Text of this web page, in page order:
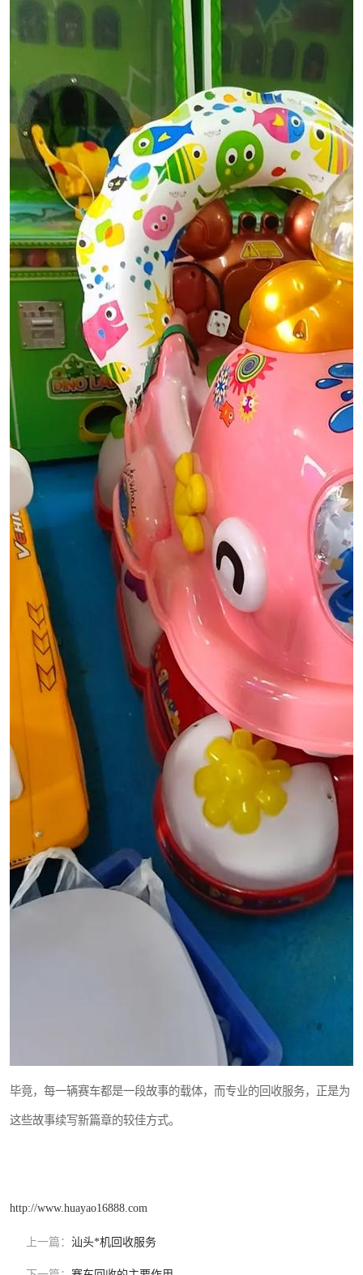
毕竟，每一辆赛车都是一段故事的载体，而专业的回收服务，正是为
这些故事续写新篇章的较佳方式。
http://www.huayao16888.com
上一篇： 汕头*机回收服务